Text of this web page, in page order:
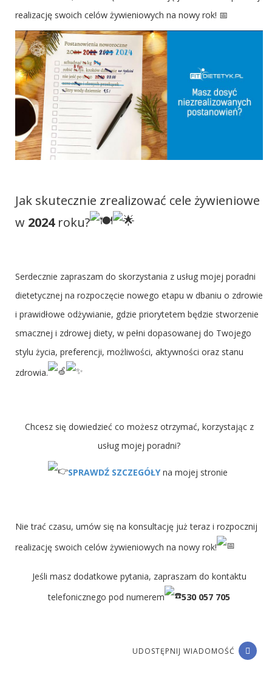
realizację swoich celów żywieniowych na nowy rok! 📅
Jak skutecznie zrealizować cele żywieniowe
w 2024roku?
Serdecznie zapraszam do skorzystania z usług mojej poradni
dietetycznej na rozpoczęcie nowego etapu w dbaniu o zdrowie
i prawidłowe odżywianie, gdzie priorytetem będzie stworzenie
smacznej i zdrowej diety, w pełni dopasowanej do Twojego
stylu życia, preferencji, możliwości, aktywności oraz stanu
zdrowia.
Chcesz się dowiedzieć co możesz otrzymać, korzystając z
usług mojej poradni?
SPRAWDŹ SZCZEGÓŁYna mojej stronie
Nie trać czasu, umów się na konsultację już teraz i rozpocznij
realizację swoich celów żywieniowych na nowy rok!
Jeśli masz dodatkowe pytania, zapraszam do kontaktu
telefonicznego pod numerem
530 057 705
UDOSTĘPNIJ WIADOMOŚĆ